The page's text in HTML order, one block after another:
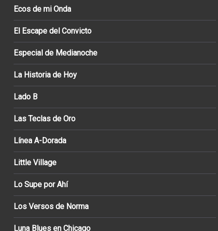
Ecos de mi Onda
El Escape del Convicto
Especial de Medianoche
La Historia de Hoy
Lado B
Las Teclas de Oro
Línea A-Dorada
Little Village
Lo Supe por Ahí
Los Versos de Norma
Luna Blues en Chicago